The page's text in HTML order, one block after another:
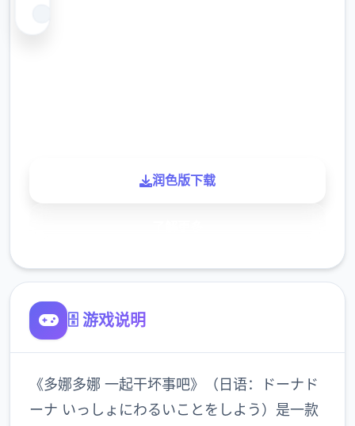
润色版下载
🗄️ 游戏说明
《多娜多娜 一起干坏事吧》（日语：ドーナド
ーナ いっしょにわるいことをしよう）是一款